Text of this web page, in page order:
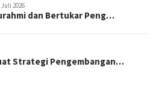
Juli 2026
dan Bertukar Peng…
Strategi Pengembangan…